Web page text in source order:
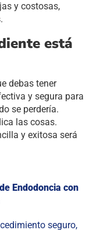
y costosas,
está
debas tener
y segura para
se perdería.
las cosas.
y exitosa será
Endodoncia con
seguro,